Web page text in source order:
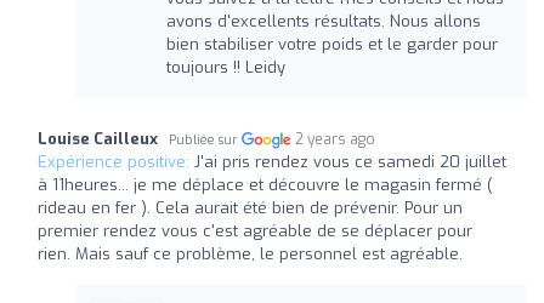
avons d'excellents résultats. Nous allons
bien stabiliser votre poids et le garder pour
toujours !! Leidy
Louise Cailleux Publiée sur 2 years ago
Expérience positive: J'ai pris rendez vous ce samedi 20 juillet
à 11heures... je me déplace et découvre le magasin fermé (
rideau en fer ). Cela aurait été bien de prévenir. Pour un
premier rendez vous c'est agréable de se déplacer pour
rien. Mais sauf ce problème, le personnel est agréable.